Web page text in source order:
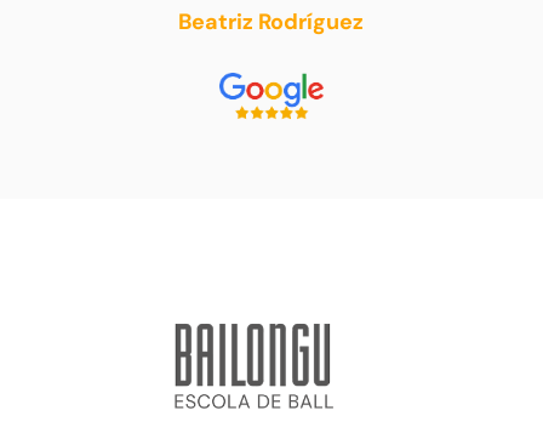
Beatriz Rodríguez